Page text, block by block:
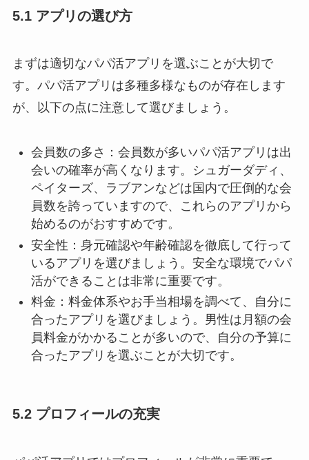
5.1 アプリの選び方
まずは適切なパパ活アプリを選ぶことが大切で
す。パパ活アプリは多種多様なものが存在します
が、以下の点に注意して選びましょう。
会員数の多さ：会員数が多いパパ活アプリは出
会いの確率が高くなります。シュガーダディ、
ペイターズ、ラブアンなどは国内で圧倒的な会
員数を誇っていますので、これらのアプリから
始めるのがおすすめです。
安全性：身元確認や年齢確認を徹底して行って
いるアプリを選びましょう。安全な環境でパパ
活ができることは非常に重要です。
料金：料金体系やお手当相場を調べて、自分に
合ったアプリを選びましょう。男性は月額の会
員料金がかかることが多いので、自分の予算に
合ったアプリを選ぶことが大切です。
5.2 プロフィールの充実